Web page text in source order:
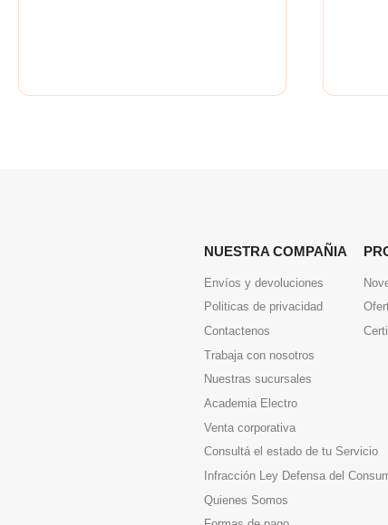
NUESTRA COMPAÑIA
Envíos y devoluciones
Politicas de privacidad
Contactenos
Trabaja con nosotros
Nuestras sucursales
Academia Electro
Venta corporativa
Consultá el estado de tu Servicio
Infracción Ley Defensa del
Quienes Somos